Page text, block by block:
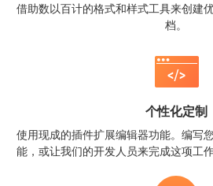
借助数以百计的格式和样式工具来创建
档。
个性化定制
使用现成的插件扩展编辑器功能。编写
能，或让我们的开发人员来完成这项工